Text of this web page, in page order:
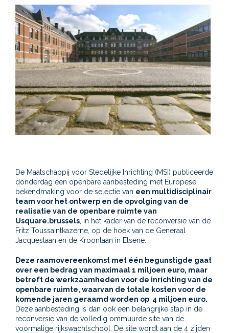
De Maatschappij voor Stedelijke Inrichting (MSI) publiceerde
donderdag een openbare aanbesteding met Europese
bekendmaking voor de selectie van een multidisciplinair
team voor het ontwerp en de opvolging van de
realisatie van de openbare ruimte van
Usquare.brussels , in het kader van de reconversie van de
Fritz Toussaintkazerne, op de hoek van de Generaal
Jacqueslaan en de Kroonlaan in Elsene.
Deze raamovereenkomst met één begunstigde gaat
over een bedrag van maximaal 1 miljoen euro, maar
betreft de werkzaamheden voor de inrichting van de
openbare ruimte, waarvan de totale kosten voor de
komende jaren geraamd worden op 4 miljoen euro.
Deze aanbesteding is dan ook een belangrijke stap in de
reconversie van de volledig ommuurde site van de
voormalige rijkswachtschool. De site wordt aan de 4 zijden